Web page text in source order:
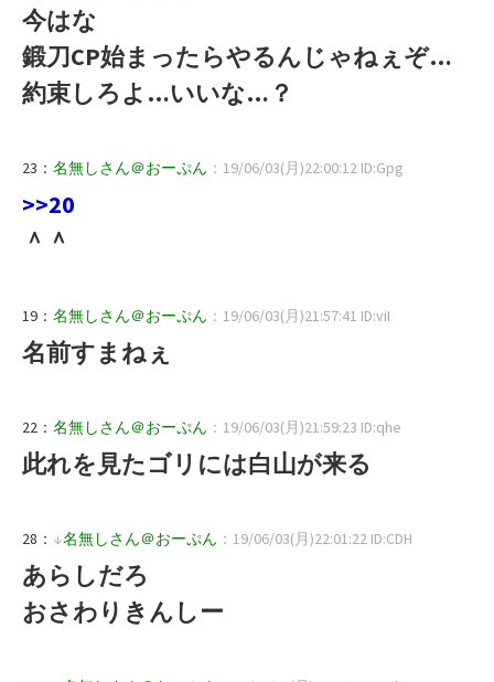
今はな
鍛刀CP始まったらやるんじゃねぇぞ…
約束しろよ…いいな…？
23： 名無しさん＠おーぷん ：19/06/03(月)22:00:12 ID:Gpg
>>20
＾＾
19： 名無しさん＠おーぷん ：19/06/03(月)21:57:41 ID:viI
名前すまねぇ
22： 名無しさん＠おーぷん ：19/06/03(月)21:59:23 ID:qhe
此れを見たゴリには白山が来る
28： ↓名無しさん＠おーぷん ：19/06/03(月)22:01:22 ID:CDH
あらしだろ
おさわりきんしー